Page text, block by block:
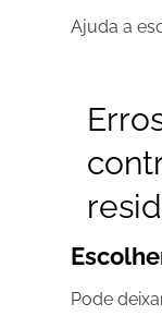
Ajuda a
Pode